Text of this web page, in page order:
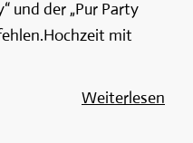
und der „Pur Party
mit
Weiterlesen